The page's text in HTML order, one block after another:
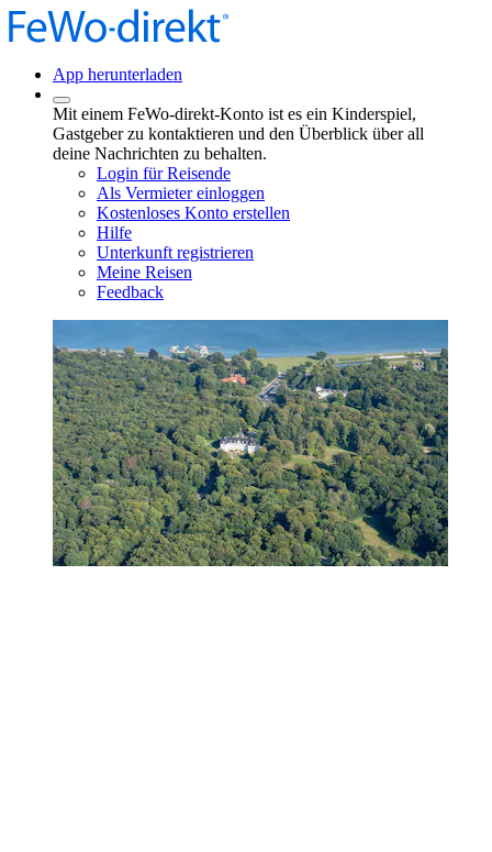
App herunterladen
Mit einem FeWo-direkt-Konto ist es ein Kinderspiel,
Gastgeber zu kontaktieren und den Überblick über all
deine Nachrichten zu behalten.
Login für Reisende
Als Vermieter einloggen
Kostenloses Konto erstellen
Hilfe
Unterkunft registrieren
Meine Reisen
Feedback